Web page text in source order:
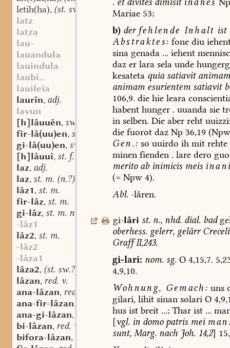
letih(ha), (st. sw.?) f.
latz
latza
lau-
lauandula
lauindula
laubi..
lauileia
laurîn, adj.
lavun
[h]lâuuên, sw. v.
fir-lâ(uu)en, sw. v.
gi-lâ(uu)en, sw. v.
[h]lâuuî, st. f.
laz, adj.
laz, st. m. (n.?)
lâz1, st. m.
fir-lâz, st. m.
gi-lâz, st. m. n.
-lâz1
lâz2, st. m.
-lâz2
-lâza1
lâza2, (st. sw.?) f.
lâzan, red. v.
ana-lâzan, red. v.
ana-fir-lâzan,
ana-gi-lâzan,
bi-lâzan, red. v.
bifora-lâzan,
.etdivitesdimisit inanes
Mariae53;
b) der fehlende Inhalt ist
Abstraktes: fone diu
sinagenada... iehent
dazerlaraselaunde
kesateta quiasatiavitanimam
animamesurientem satiavit
106,9. diehieleara
habenthunger. uuandasie
inselben. Dieaberreht
die fuorotdazNp36,19 (Npw
Gen.: so uuirdo ih mit rehte
minenfienden. laredero
meritoabinimicismeis
(=Npw4).
Abl.-lâren.
gi-lâri st. n., nhd. dial. bad
oberhess. gelerr,gelärr
GraffII,243.
gi-lari: nom.sg.O4,15,7.
4,9,10.
Wohnung, Gemach: uns
gilari,lihit sinansolariO
husistbreit...;Tharist ...
[vgl.indomopatrismei
sunt,Marg.nachJoh.14,2]